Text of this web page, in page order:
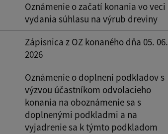
Oznámenie o začatí konania vo veci
vydania súhlasu na výrub dreviny
Zápisnica z OZ konaného dňa 05. 06.
2026
Oznámenie o doplnení podkladov s
výzvou účastníkom odvolacieho
konania na oboznámenie sa s
doplnenými podkladmi a na
vyjadrenie sa k týmto podkladom